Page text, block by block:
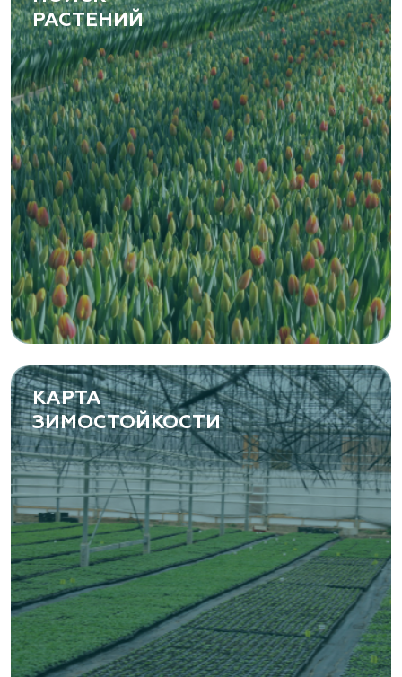
РАСТЕНИЙ
КАРТА
ЗИМОСТОЙКОСТИ